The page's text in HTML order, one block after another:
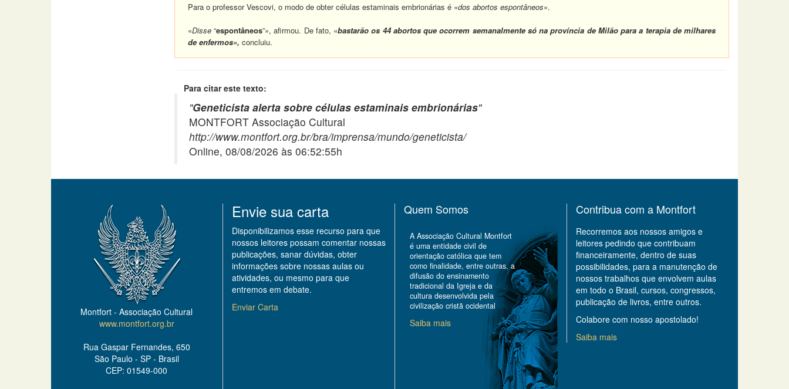
Para o professor Vescovi, o modo de obter células estaminais embrionárias é «dos abortos espontâneos».
«Disse “espontâneos”», afirmou. De fato, «bastarão os 44 abortos que ocorrem semanalmente só na província de Milão para a terapia de milhares
de enfermos», concluiu.
Para citar este texto:
"Geneticista alerta sobre células estaminais embrionárias"
MONTFORT Associação Cultural
http://www.montfort.org.br/bra/imprensa/mundo/geneticista/
Online, 08/08/2026 às 06:52:55h
Montfort - Associação Cultural
www.montfort.org.br
Rua Gaspar Fernandes, 650
São Paulo - SP - Brasil
CEP: 01549-000
Envie sua carta
Disponibilizamos esse recurso para que
nossos leitores possam comentar nossas
publicações, sanar dúvidas, obter
informações sobre nossas aulas ou
atividades, ou mesmo para que
entremos em debate.
Enviar Carta
Quem Somos
A Associação Cultural Montfort
é uma entidade civil de
orientação católica que tem
como finalidade, entre outras, a
difusão do ensinamento
tradicional da Igreja e da
cultura desenvolvida pela
civilização cristã ocidental
Saiba mais
Contribua com a Montfort
Recorremos aos nossos amigos e
leitores pedindo que contribuam
financeiramente, dentro de suas
possibilidades, para a manutenção de
nossos trabalhos que envolvem aulas
em todo o Brasil, cursos, congressos,
publicação de livros, entre outros.
Colabore com nosso apostolado!
Saiba mais